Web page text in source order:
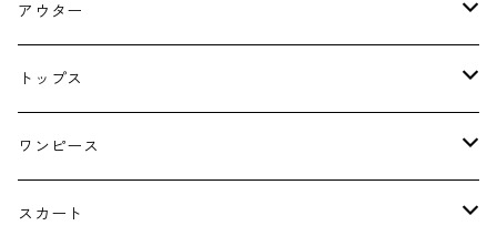
アウター
コート
ジャケット
トップス
ブラウス・シャツ
Tシャツ・スウェット・パーカー
ワンピース
キャミソールワンピース
スカート